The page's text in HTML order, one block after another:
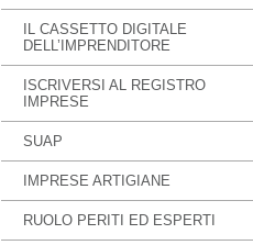
IL CASSETTO DIGITALE
DELL’IMPRENDITORE
ISCRIVERSI AL REGISTRO
IMPRESE
SUAP
IMPRESE ARTIGIANE
RUOLO PERITI ED ESPERTI